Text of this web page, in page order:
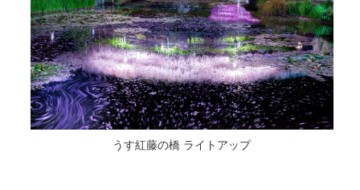
うす紅藤の橋 ライトアップ